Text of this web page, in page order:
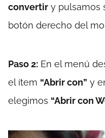
convertir y pulsamos
botón derecho del
Paso 2: En el menú
el ítem “Abrir con” y
elegimos “Abrir con